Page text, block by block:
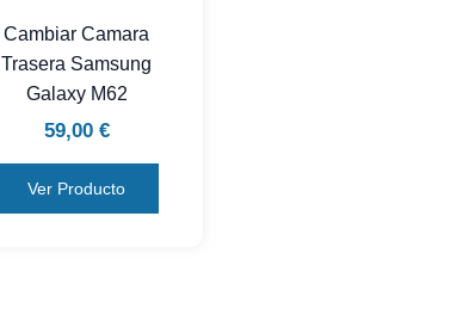
Cambiar Camara
Trasera Samsung
Galaxy M62
59,00 €
Ver Producto